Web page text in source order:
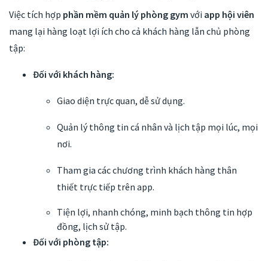
Việc tích hợp phần mềm quản lý phòng gym với app hội viên
mang lại hàng loạt lợi ích cho cả khách hàng lẫn chủ phòng
tập:
Đối với khách hàng:
Giao diện trực quan, dễ sử dụng.
Quản lý thông tin cá nhân và lịch tập mọi lúc, mọi
nơi.
Tham gia các chương trình khách hàng thân
thiết trực tiếp trên app.
Tiện lợi, nhanh chóng, minh bạch thông tin hợp
đồng, lịch sử tập.
Đối với phòng tập: